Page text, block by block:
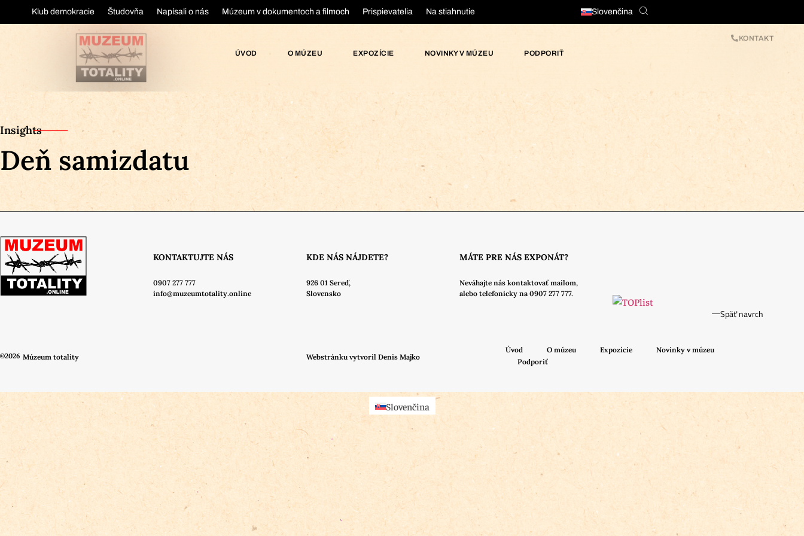
Klub demokracie Študovňa Napísali o nás Múzeum v dokumentoch a filmoch Prispievatelia Na stiahnutie Slovenčina
ÚVOD O MÚZEU EXPOZÍCIE NOVINKY V MÚZEU PODPORIŤ
KONTAKT
Insights
Deň samizdatu
KONTAKTUJTE NÁS
0907 277 777
info@muzeumtotality.online
KDE NÁS NÁJDETE?
926 01 Sereď,
Slovensko
MÁTE PRE NÁS EXPONÁT?
Neváhajte nás kontaktovať mailom,
alebo telefonicky na 0907 277 777.
©2026 Múzeum totality Webstránku vytvoril Denis Majko
Úvod O múzeu Expozície
Novinky v múzeu
Podporiť
Späť navrch
Slovenčina